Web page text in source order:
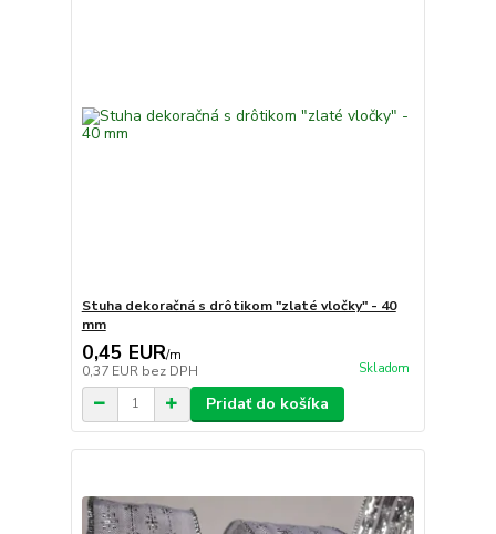
Stuha dekoračná s drôtikom "zlaté vločky" - 40
mm
0,45 EUR/m
0,37 EUR bez DPH Skladom
Pridať do košíka